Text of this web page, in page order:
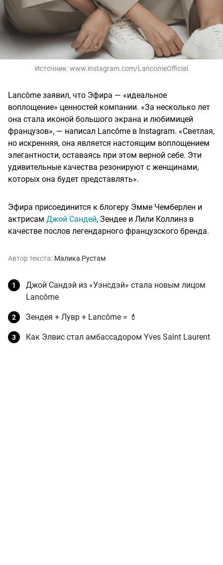
Источник:www.instagram.com/LancomeOfficial
Lancôme заявил, что Эфира — «идеальное
воплощение» ценностей компании. «За несколько лет
она стала иконой большого экрана и любимицей
французов», — написал Lancôme в Instagram. «Светлая,
но искренняя, она является настоящим воплощением
элегантности, оставаясь при этом верной себе. Эти
удивительные качества резонируют с женщинами,
которых она будет представлять».
Эфира присоединится к блогеру Эмме Чемберлен и
актрисам Джой Сандей, Зендее и Лили Коллинз в
качестве послов легендарного французского бренда.
Автор текста: Малика Рустам
Джой Сандэй из «Уэнсдэй» стала новым лицом
Lancôme
Зендея + Лувр + Lancôme = 💄
Как Элвис стал амбассадором Yves Saint Laurent